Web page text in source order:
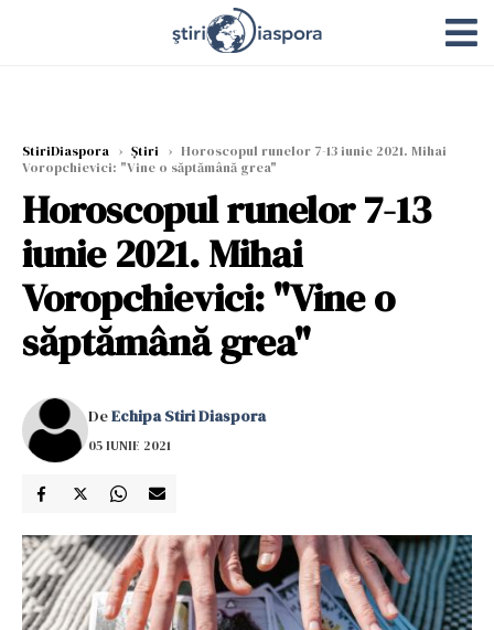
StiriDiaspora › Știri › Horoscopul runelor 7-13 iunie 2021. Mihai
Voropchievici: "Vine o săptămână grea"
Horoscopul runelor 7-13
iunie 2021. Mihai
Voropchievici: "Vine o
săptămână grea"
DeEchipa Stiri Diaspora
05 IUNIE 2021